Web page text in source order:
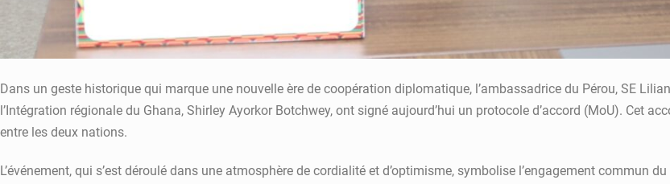
Dans un geste historique qui marque une nouvelle ère de coopération diplomatique, l’ambassadrice du Pérou, SE
l’Intégration régionale du Ghana, Shirley Ayorkor Botchwey, ont signé aujourd’hui un protocole d’accord (MoU). Cet
entre les deux nations.
L’événement, qui s’est déroulé dans une atmosphère de cordialité et d’optimisme, symbolise l’engagement commun